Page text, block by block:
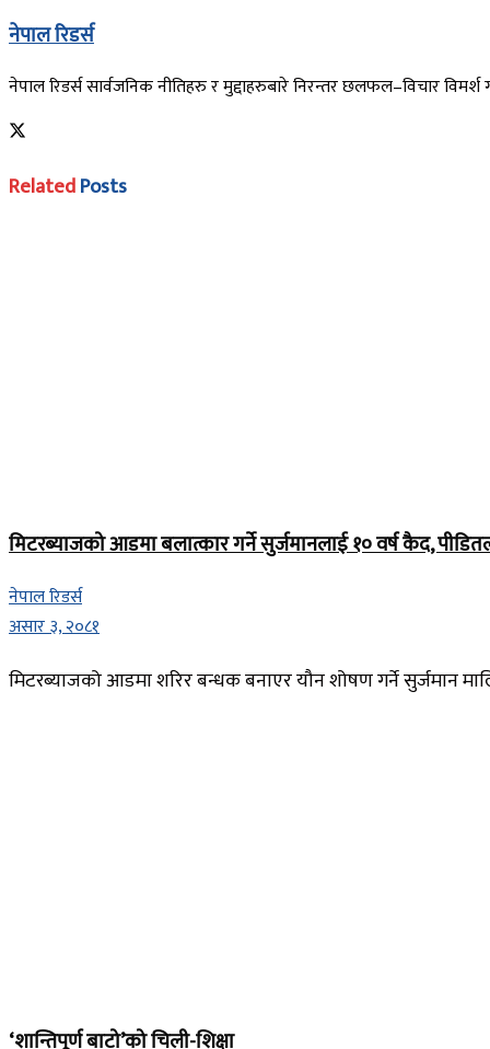
नेपाल रिडर्स
नेपाल रिडर्स सार्वजनिक नीतिहरु र मुद्दाहरुबारे निरन्तर छलफल–विचार विमर्श
RelatedPosts
मिटरब्याजको आडमा बलात्कार गर्ने सुर्जमानलाई १० वर्ष कैद,
नेपाल रिडर्स
असार ३, २०८१
मिटरब्याजको आडमा शरिर बन्धक बनाएर यौन शोषण गर्ने सुर्जमान
‘शान्तिपूर्ण बाटो’को चिली-शिक्षा